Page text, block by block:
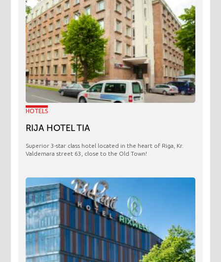
HOTELS
RIJA HOTEL TIA
Superior 3-star class hotel located in the heart of Riga, Kr.
Valdemara street 63, close to the Old Town!